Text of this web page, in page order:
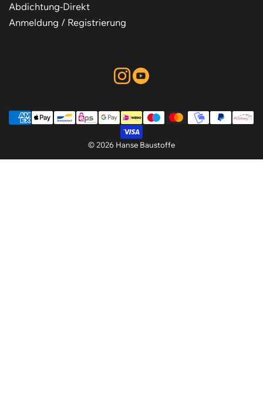
Abdichtung-Direkt
Anmeldung / Registrierung
InstagramYouTube
Zahlungsmethoden
© 2026 Hanse Baustoffe